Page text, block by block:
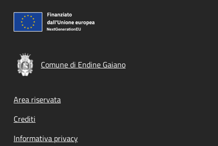
Comune di Endine Gaiano
Footer menu
Area riservata
Crediti
Informativa privacy